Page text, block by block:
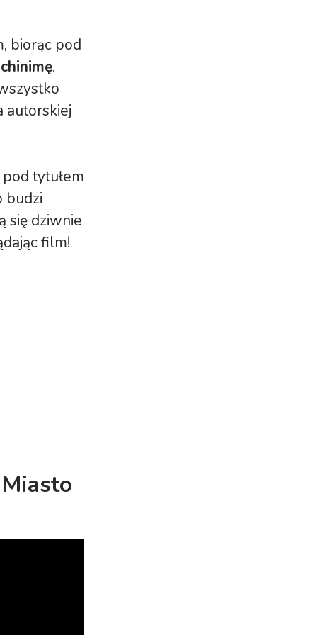
biorąc pod
.
autorskiej
tytułem
budzi
się dziwnie
film!